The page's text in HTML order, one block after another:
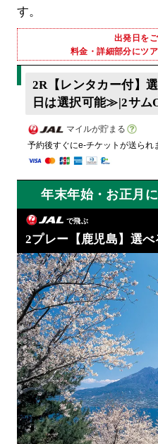
す。
出発日を
料金・詳細部分にツ
2R【レンタカー付】
日は選択可能≫|2サム
マイルが貯まる
予約後すぐにe-チケットが送られ
年末年始・お正月
で飛ぶ
2プレー【鹿児島】選